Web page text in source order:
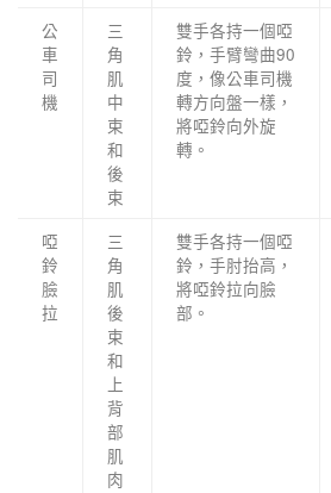
公
車
司
機
三
角
肌
中
束
和
後
束
雙手各持一個啞
鈴，手臂彎曲90
度，像公車司機
轉方向盤一樣，
將啞鈴向外旋
轉。
啞
鈴
臉
拉
三
角
肌
後
束
和
上
背
部
肌
肉
雙手各持一個啞
鈴，手肘抬高，
將啞鈴拉向臉
部。